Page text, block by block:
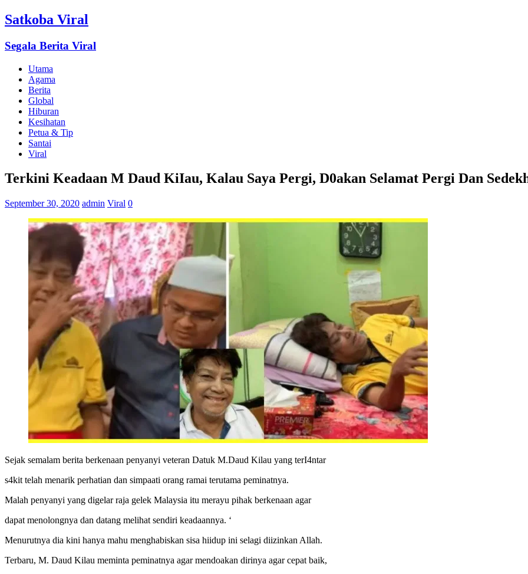
Satkoba Viral
Segala Berita Viral
Utama
Agama
Berita
Global
Hiburan
Kesihatan
Petua & Tip
Santai
Viral
Terkini Keadaan M Daud KiIau, Kalau Saya Pergi, D0akan Selamat Pergi Dan
September 30, 2020 admin Viral 0
Sejak semalam berita berkenaan penyanyi veteran Datuk M.Daud Kilau yang terI4ntar
s4kit telah menarik perhatian dan simpaati orang ramai terutama peminatnya.
Malah penyanyi yang digelar raja gelek Malaysia itu merayu pihak berkenaan agar
dapat menolongnya dan datang melihat sendiri keadaannya. ‘
Menurutnya dia kini hanya mahu menghabiskan sisa hiidup ini selagi diizinkan Allah.
Terbaru, M. Daud Kilau meminta peminatnya agar mendoakan dirinya agar cepat baik,